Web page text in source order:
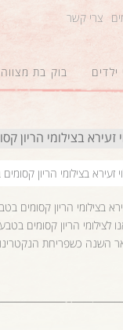
צרי קשר
ילדים בוק בת מצווה
זעירא בצילומי
בצילומי הריון
לצילומי הריון קסומים
השנה כשפריחת הנקטרינות